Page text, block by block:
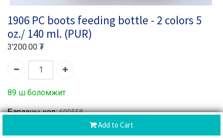
Add to Cart
1906 PC boots feeding bottle - 2 colors 5
oz./ 140 ml. (PUR)
3'200.00 ₮
89 ш боломжит
Барааны код: 600558